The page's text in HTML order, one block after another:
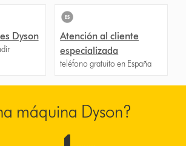
Dyson
Atención al cliente
especializada
teléfono gratuito en España
máquina Dyson?